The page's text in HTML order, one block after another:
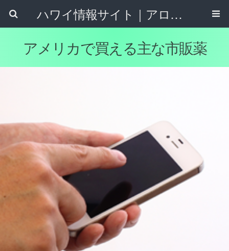
ハワイ情報サイト｜アロハタウンネット
アメリカで買える主な市販薬